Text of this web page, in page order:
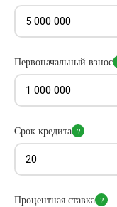
Первоначальный взнос
Срок кредита ?
Процентная ставка ?